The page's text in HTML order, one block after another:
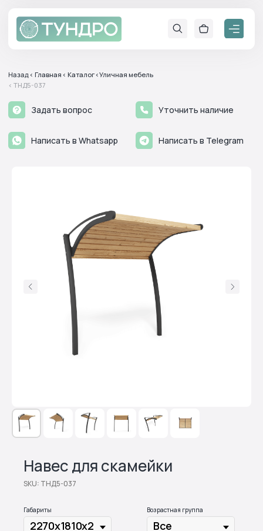
Задать вопрос Уточнить наличие
Написать в Whatsapp Написать в Telegram
Навес для скамейки
SKU: ТНД5-037
Габариты Возрастная группа